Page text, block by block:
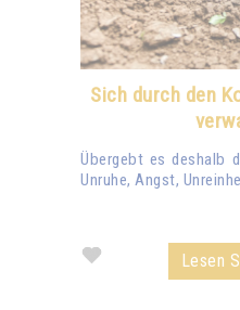
Sich durch den
Übergebt es deshalb
Unruhe, Angst,
Lesen